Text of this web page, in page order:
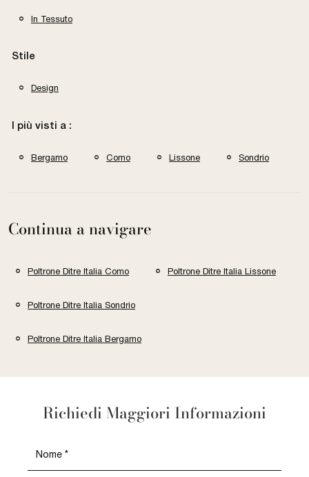
In Tessuto
Stile
Design
I più visti a :
Bergamo Como Lissone Sondrio
Continua a navigare
Poltrone Ditre Italia Como Poltrone Ditre Italia Lissone
Poltrone Ditre Italia Sondrio
Poltrone Ditre Italia Bergamo
Richiedi Maggiori Informazioni